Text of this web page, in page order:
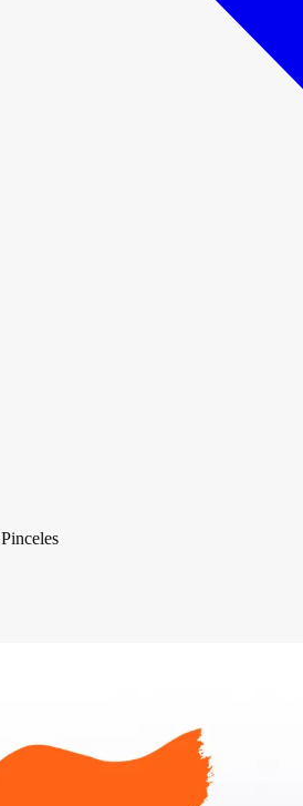
Pinceles